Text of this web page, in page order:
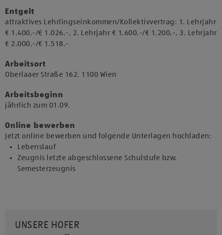
Entgelt
attraktives Lehrlingseinkommen/Kollektivvertrag: 1. Lehrjahr
€ 1.400,-/€ 1.026,-, 2. Lehrjahr € 1.600,-/€ 1.200,-, 3. Lehrjahr
€ 2.000,-/€ 1.518,-
Arbeitsort
​Oberlaaer Straße 162, 1100 Wien​​
Arbeitsbeginn
jährlich zum 01.09.​
Online bewerben
Jetzt online bewerben und folgende Unterlagen hochladen:
Lebenslauf
Zeugnis letzte abgeschlossene Schulstufe bzw.
Semesterzeugnis
UNSERE HOFER